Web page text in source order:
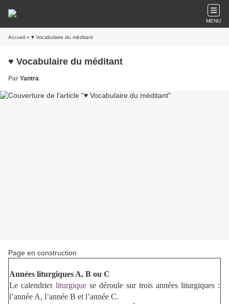
MENU
Accueil » ♥ Vocabulaire du méditant
♥ Vocabulaire du méditant
Par Yantra
Page en construction
Années liturgiques A, B ou C
Le calendrier liturgique se déroule sur trois années liturgiques :
l’année A, l’année B et l’année C.